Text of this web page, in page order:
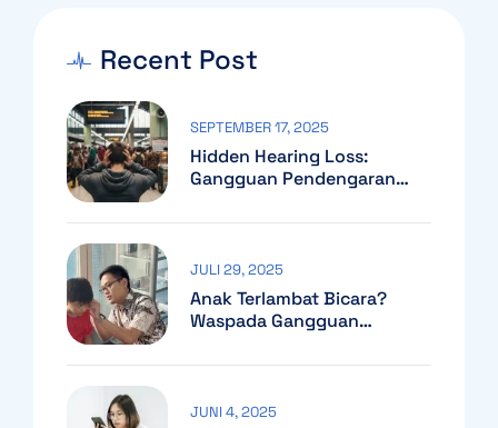
Recent Post
Hidden Hearing Loss:
Gangguan Pendengaran
SEPTEMBER 17, 2025
Anak Terlambat Bicara?
Waspada Gangguan
JULI 29, 2025
JUNI 4, 2025